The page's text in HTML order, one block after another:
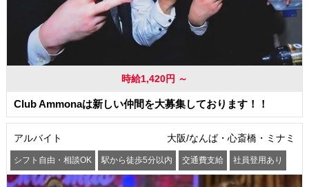
時給1,420円 ～
Club Ammonaは新しい仲間を大募集しております！！
アルバイト 大阪/なんば・心斎橋・ミナミ
シフト自由・相談OK 駅から徒歩5分以内 交通費支給 社員登用あり